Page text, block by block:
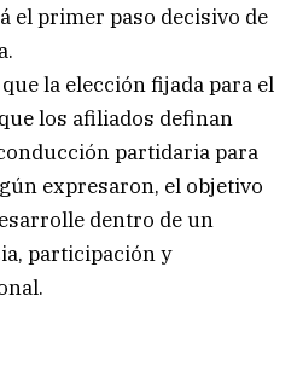
el primer paso decisivo de
la elección fijada para el
los afiliados definan
partidaria para
expresaron, el objetivo
dentro de un
participación y